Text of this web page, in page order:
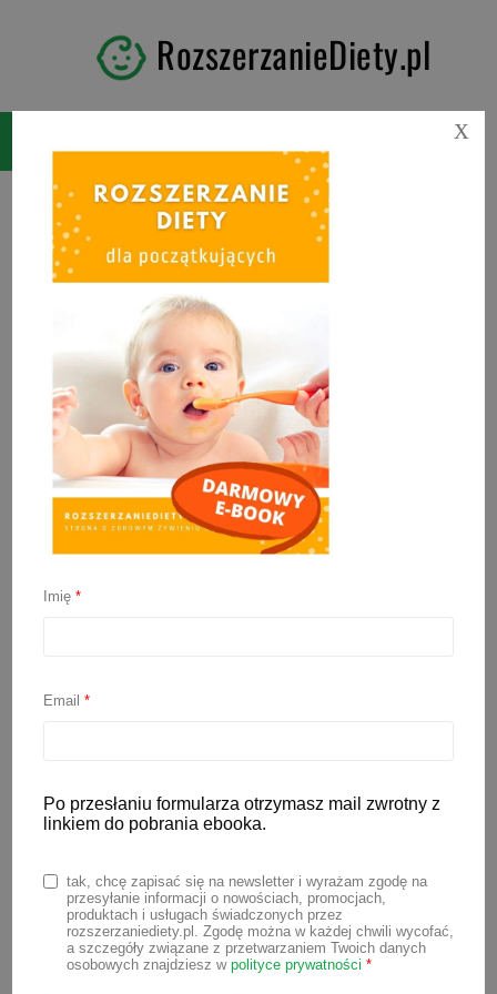
RozszerzanieDiety.pl
Pierwsze posiłki dla
niemowlaka: przecier z
4 marca 2021
posiłek dla niemowlaka. Przecier z dyni
smak jest delikatny i słodkawy. Dynia to
dobry wybór, jeśli dopiero zaczynacie
przygodę z nowymi smakami. A jeśli
pierwsze smaki macie już za sobą,
Imię*
Email*
Po przesłaniu formularza otrzymasz mail zwrotny z
linkiem do pobrania ebooka.
tak, chcę zapisać się na newsletter i wyrażam zgodę na
przesyłanie informacji o nowościach, promocjach,
produktach i usługach świadczonych przez
rozszerzaniediety.pl. Zgodę można w każdej chwili wycofać,
a szczegóły związane z przetwarzaniem Twoich danych
osobowych znajdziesz w polityce prywatności *
X